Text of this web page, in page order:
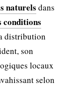
naturels dans
conditions
distribution
son
locaux
selon